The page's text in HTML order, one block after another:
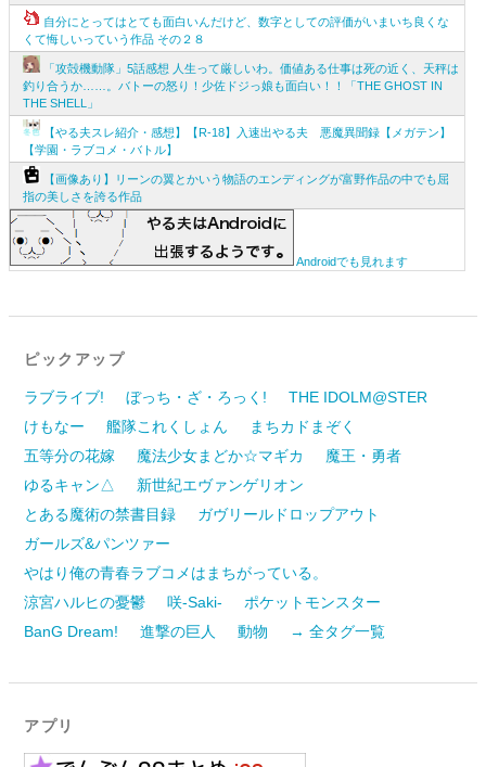
自分にとってはとても面白いんだけど、数字としての評価がいまいち良くな
くて悔しいっていう作品 その２８
「攻殻機動隊」5話感想 人生って厳しいわ。価値ある仕事は死の近く、天秤は
釣り合うか……。バトーの怒り！少佐ドジっ娘も面白い！！「THE GHOST IN
THE SHELL」
【やる夫スレ紹介・感想】【R-18】入速出やる夫 悪魔異聞録【メガテン】
【学園・ラブコメ・バトル】
【画像あり】リーンの翼とかいう物語のエンディングが富野作品の中でも屈
指の美しさを誇る作品
Androidでも見れます
ピックアップ
ラブライブ! ぼっち・ざ・ろっく!
THE IDOLM@STER
けもなー
艦隊これくしょん
まちカドまぞく
五等分の花嫁
魔法少女まどか☆マギカ
魔王・勇者
ゆるキャン△
新世紀エヴァンゲリオン
とある魔術の禁書目録
ガヴリールドロップアウト
ガールズ&パンツァー
やはり俺の青春ラブコメはまちがっている。
涼宮ハルヒの憂鬱
咲-Saki-
ポケットモンスター
BanG Dream!
進撃の巨人 動物 → 全タグ一覧
アプリ